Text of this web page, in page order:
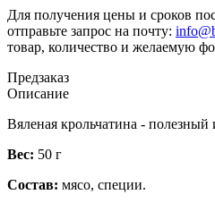
Для получения цены и сроков
отправьте запрос на почту:
товар, количество и желаемую
Предзаказ
Описание
Вяленая крольчатина -
Вес: 50 г
Состав: мясо, специи.